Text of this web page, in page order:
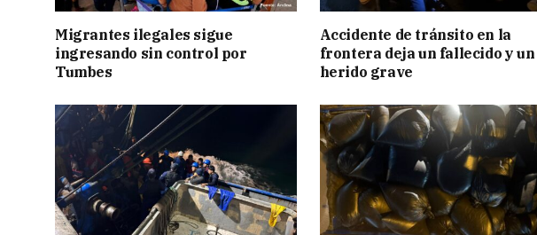
Migrantes ilegales sigue
ingresando sin control por
Tumbes
Accidente de tránsito en la
frontera deja un fallecido y un
herido grave